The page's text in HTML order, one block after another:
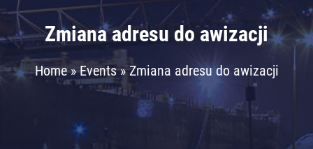
Zmiana adresu do awizacji
Home»Events»Zmiana adresu do awizacji